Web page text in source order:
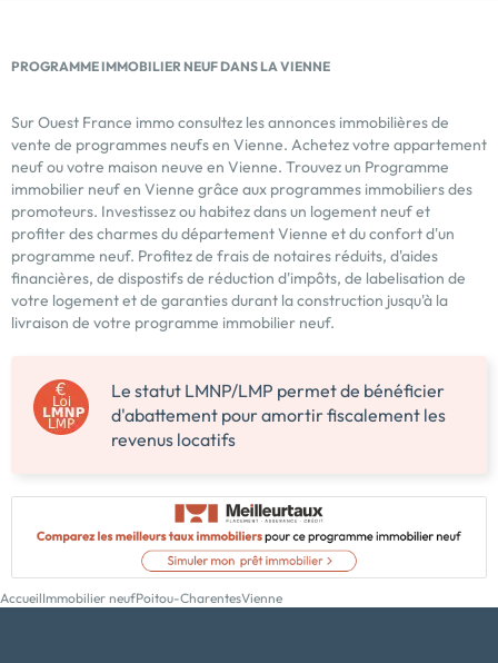
PROGRAMME IMMOBILIER NEUF DANS LA VIENNE
Sur Ouest France immo consultez les annonces immobilières de
vente de programmes neufs en Vienne. Achetez votre appartement
neuf ou votre maison neuve en Vienne. Trouvez un Programme
immobilier neuf en Vienne grâce aux programmes immobiliers des
promoteurs. Investissez ou habitez dans un logement neuf et
profiter des charmes du département Vienne et du confort d'un
programme neuf. Profitez de frais de notaires réduits, d'aides
financières, de dispostifs de réduction d'impôts, de labelisation de
votre logement et de garanties durant la construction jusqu'à la
livraison de votre programme immobilier neuf.
Le statut LMNP/LMP permet de bénéficier
d'abattement pour amortir fiscalement les
revenus locatifs
AccueilImmobilier neufPoitou-CharentesVienne